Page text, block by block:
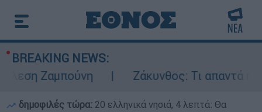
BREAKING NEWS:
Ζαμπούνη
Ζάκυνθος: Τι απαντά η
δημοφιλές τώρα: 20 ελληνικά νησιά, 4 λεπτά: Θα